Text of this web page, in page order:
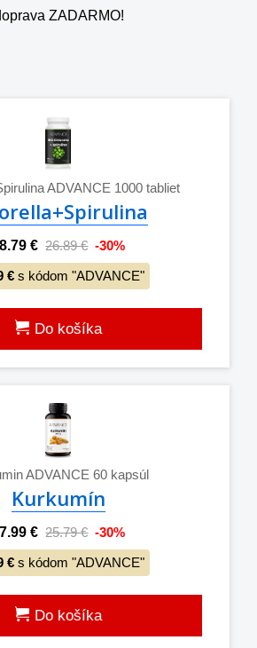
ZADARMO!
ADVANCE 1000 tabliet
€ 26.89 € -30%
€ s kódom "ADVANCE"
Do košíka
ADVANCE 60 kapsúl
Kurkumín
€ 25.79 € -30%
€ s kódom "ADVANCE"
Do košíka